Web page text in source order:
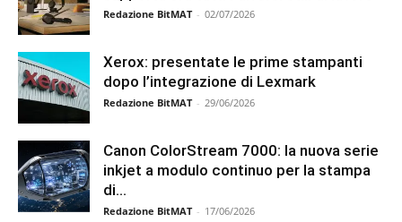
Redazione BitMAT - 02/07/2026
Xerox: presentate le prime stampanti
dopo l’integrazione di Lexmark
Redazione BitMAT - 29/06/2026
Canon ColorStream 7000: la nuova serie
inkjet a modulo continuo per la stampa
di...
Redazione BitMAT - 17/06/2026